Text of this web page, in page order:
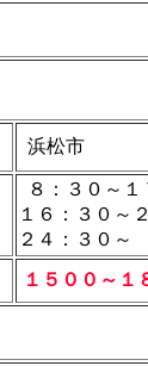
浜松市
８：３０～１
１６：３０
２４：３０
１５００～１